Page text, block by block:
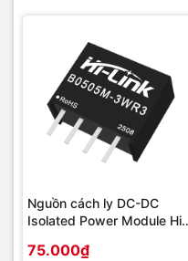
Nguồn cách ly DC-DC
Isolated Power Module Hi-
75.000₫